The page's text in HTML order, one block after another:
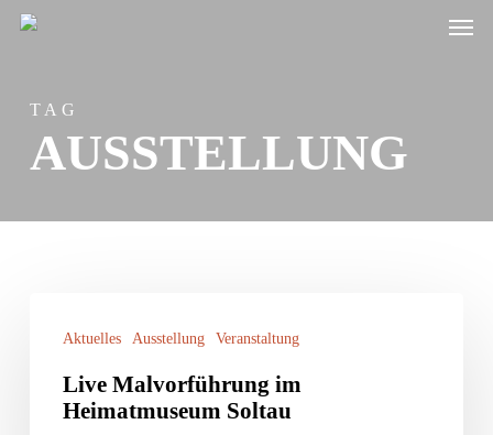
Skip
content
Menu
TAG
AUSSTELLUNG
Malvorführung
Heimatmuseum
Aktuelles Ausstellung Veranstaltung
Live Malvorführung im
Heimatmuseum Soltau